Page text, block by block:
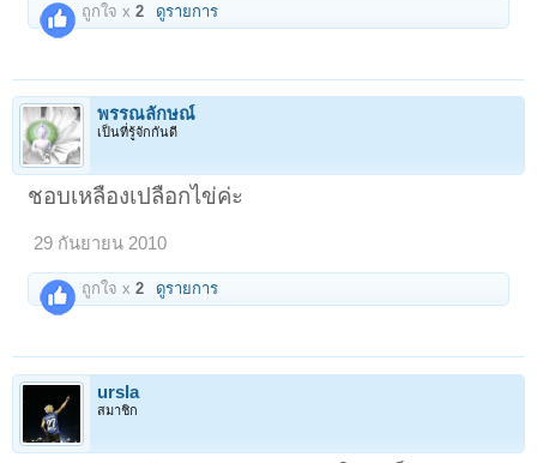
ถูกใจ x2 ดูรายการ
พรรณลักษณ์
เป็นที่รู้จักกันดี
ชอบเหลืองเปลือกไข่ค่ะ
29 กันยายน 2010
ถูกใจ x2 ดูรายการ
ursla
สมาชิก